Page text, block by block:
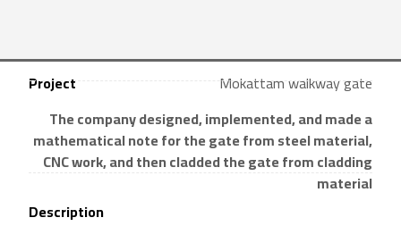
Mokattam walkway gate
Project
The company designed, implemented, and made a
mathematical note for the gate from steel material,
CNC work, and then cladded the gate from cladding
material
Description